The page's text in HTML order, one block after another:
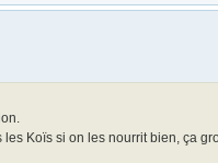
Koïs si on les nourrit bien, ça